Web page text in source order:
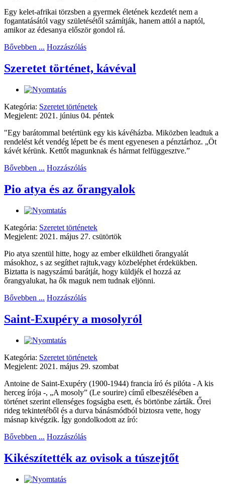
Egy kelet-afrikai törzsben a gyermek életének kezdetét nem a
fogantatásától vagy születésétől számítják, hanem attól a naptól,
amikor az édesanya először gondol rá.
Bővebben ... Hozzászólás
Szeretet történet, kávéval
Kategória: Szeretet történetek
Megjelent: 2021. június 04. péntek
"Egy barátommal betértünk egy kis kávéházba. Miközben leadtuk a
rendelést két vendég lépett be és ment egyenesen a pénztárhoz. „Öt
kávét kérünk. Kettőt magunknak és hármat felfüggesztve.”
Bővebben ... Hozzászólás
Pio atya és az őrangyalok
Kategória: Szeretet történetek
Megjelent: 2021. május 27. csütörtök
Pio atya szentül hitte, hogy az ember elküldheti őrangyalát
másokhoz, s az segíthet rajtuk,vagy közbeléphet érdekükben.
Biztatta is nagyszámú barátját, hogy küldjék el hozzá az
őrangyalukat, ha ők maguk nem tudnak eljönni.
Bővebben ... Hozzászólás
Saint-Exupéry a mosolyról
Kategória: Szeretet történetek
Megjelent: 2021. május 29. szombat
Antoine de Saint-Exupéry (1900-1944) francia író és pilóta - A kis
herceg írója -, „A mosoly” (Le sourire) című elbeszélésében a
történet szerint ellenséges fogságba esett, és börtönbe zárták. Őrei
rideg tekintetéből és a durva bánásmódból biztosra vette, hogy
másnap kivégzik. Így gondolkodott az író:
Bővebben ... Hozzászólás
Kikészítették az ovisok a túszejtőt